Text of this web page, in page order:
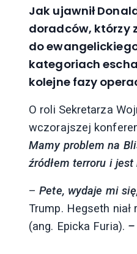
Jak ujawnił
doradców, którzy
do
kategoriach
kolejne fazy
O roli Sekretarza
wczorajszej
Mamy problem na
źródłem terroru i
–Pete, wydaje mi
Trump. Hegseth niał
(ang. Epicka Furia). –